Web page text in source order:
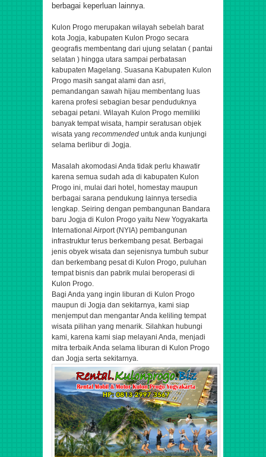
berbagai keperluan lainnya.
Kulon Progo merupakan wilayah sebelah barat
kota Jogja, kabupaten Kulon Progo secara
geografis membentang dari ujung selatan ( pantai
selatan ) hingga utara sampai perbatasan
kabupaten Magelang. Suasana Kabupaten Kulon
Progo masih sangat alami dan asri,
pemandangan sawah hijau membentang luas
karena profesi sebagian besar penduduknya
sebagai petani. Wilayah Kulon Progo memiliki
banyak tempat wisata, hampir seratusan objek
wisata yang recommended untuk anda kunjungi
selama berlibur di Jogja.
Masalah akomodasi Anda tidak perlu khawatir
karena semua sudah ada di kabupaten Kulon
Progo ini, mulai dari hotel, homestay maupun
berbagai sarana pendukung lainnya tersedia
lengkap. Seiring dengan pembangunan Bandara
baru Jogja di Kulon Progo yaitu New Yogyakarta
International Airport (NYIA) pembangunan
infrastruktur terus berkembang pesat. Berbagai
jenis obyek wisata dan sejenisnya tumbuh subur
dan berkembang pesat di Kulon Progo, puluhan
tempat bisnis dan pabrik mulai beroperasi di
Kulon Progo.
Bagi Anda yang ingin liburan di Kulon Progo
maupun di Jogja dan sekitarnya, kami siap
menjemput dan mengantar Anda keliling tempat
wisata pilihan yang menarik. Silahkan hubungi
kami, karena kami siap melayani Anda, menjadi
mitra terbaik Anda selama liburan di Kulon Progo
dan Jogja serta sekitarnya.